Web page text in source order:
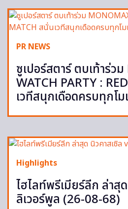
PR NEWS
ซูเปอร์สตาร์ ตบเท้าร่ว
WATCH PARTY :
เวทีสนุกเดือดครบทุกโ
Highlights
ไฮไลท์พรีเมียร์ลีก ล่าสุ
ลิเวอร์พูล (26-08-68)